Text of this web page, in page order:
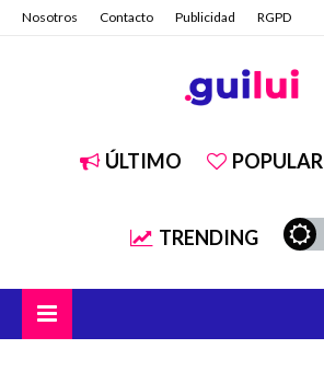
Nosotros Contacto Publicidad RGPD
ÚLTIMO POPULAR
TRENDING